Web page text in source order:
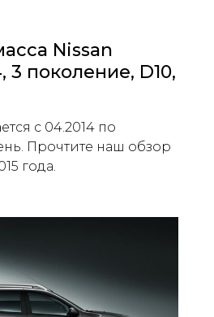
Nissan
3 поколение, D10,
с 04.2014 по
Прочтите наш обзор
года.